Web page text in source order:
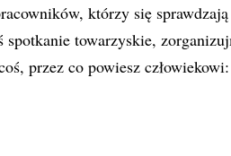
którzy się
towarzyskie,
przez co powiesz